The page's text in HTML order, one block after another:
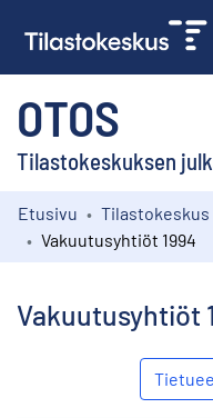
OTOS
Tilastokeskuksen
Kokoelmat
Etusivu Tilastokeskus
Vakuutusyhtiöt 1994
Vakuutusyhtiöt